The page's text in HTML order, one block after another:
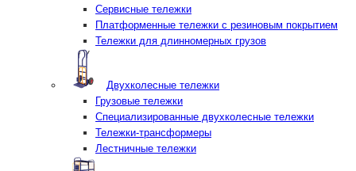
Сервисные тележки
Платформенные тележки с резиновым покрытием
Тележки для длинномерных грузов
Двухколесные тележки
Грузовые тележки
Специализированные двухколесные тележки
Тележки-трансформеры
Лестничные тележки